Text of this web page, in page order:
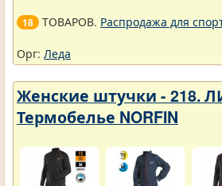
18 ТОВАРОВ. Распродажа для
Орг: Леда
Женские штучки - 218.
Термобелье NORFIN